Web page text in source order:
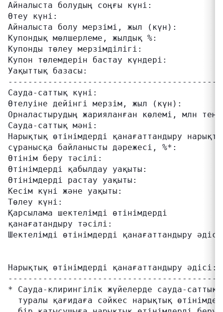
Айналыста болудың соңғы күні:
Өтеу күні:
Айналыста болу мерзімі, жыл (күн):
Купондық мөлшерлеме, жылдық %:
Купонды төлеу мерзімділігі:
Купон төлемдерін бастау күндері:
Уақыттық базасы:
Сауда-саттық күні:
Өтелуіне дейінгі мерзім, жыл (күн):
Орналастырудың жарияланған көлемі, млн
Сауда-саттық мәні:
Нарықтық өтінімдерді қанағаттандыру
сұранысқа байланысты дәрежесі, %*:
Өтінім беру тәсілі:
Өтінімдерді қабылдау уақыты:
Өтінімдерді растау уақыты:
Кесім күні және уақыты:
Төлеу күні:
Қарсылама шектелімді өтінімдерді
қанағатандыру тәсілі:
Шектелімді өтінімдерді қанағаттандыру
Нарықтық өтінімдерді қанағаттандыру
* Сауда-клирингілік жүйелерде сауда-
туралы қағидаға сәйкес нарықтық